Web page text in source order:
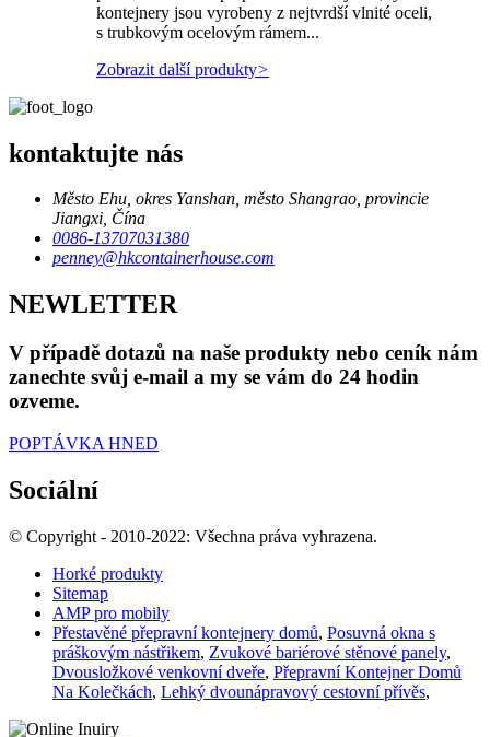
kontejnery jsou vyrobeny z nejtvrdší vlnité oceli,
s trubkovým ocelovým rámem...
Zobrazit další produkty>
kontaktujte nás
Město Ehu, okres Yanshan, město Shangrao, provincie
Jiangxi, Čína
0086-13707031380
penney@hkcontainerhouse.com
NEWLETTER
V případě dotazů na naše produkty nebo ceník nám
zanechte svůj e-mail a my se vám do 24 hodin
ozveme.
POPTÁVKA HNED
Sociální
© Copyright - 2010-2022: Všechna práva vyhrazena.
Horké produkty
Sitemap
AMP pro mobily
Přestavěné přepravní kontejnery domů, Posuvná okna s
práškovým nástřikem, Zvukové bariérové ​​stěnové panely,
Dvousložkové venkovní dveře, Přepravní Kontejner Domů
Na Kolečkách, Lehký dvounápravový cestovní přívěs,